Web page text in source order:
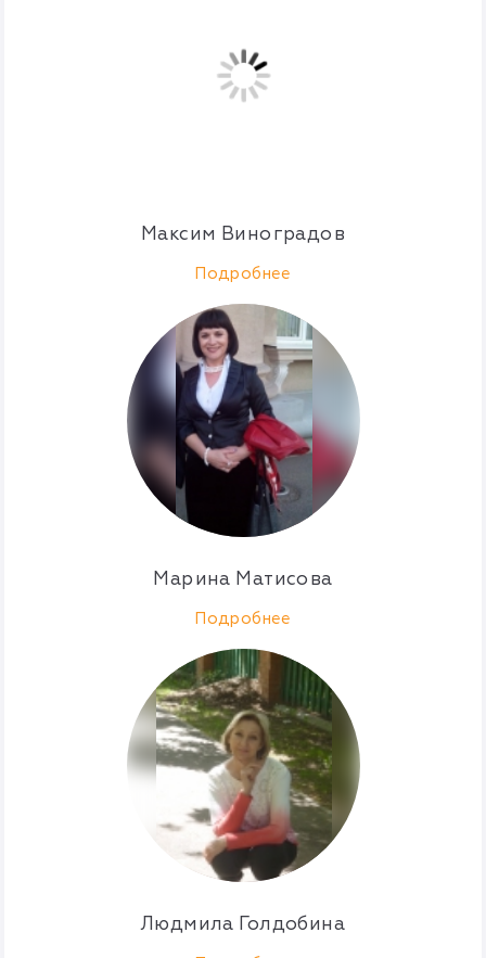
Максим Виноградов
Подробнее
Марина Матисова
Подробнее
Людмила Голдобина